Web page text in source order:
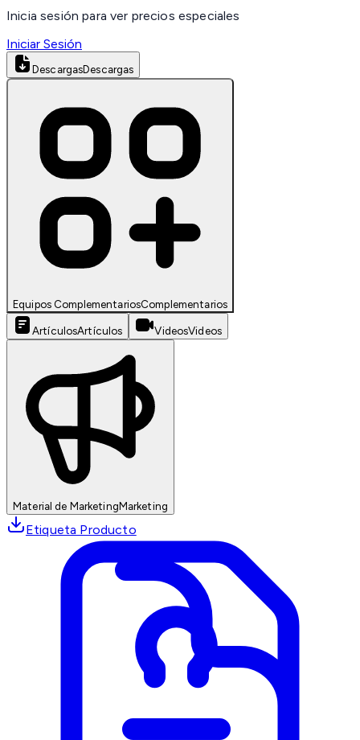
Inicia sesión para ver precios especiales
Iniciar Sesión
DescargasDescargas
Equipos ComplementariosComplementarios
ArtículosArtículos VideosVideos
Material de MarketingMarketing
Etiqueta Producto